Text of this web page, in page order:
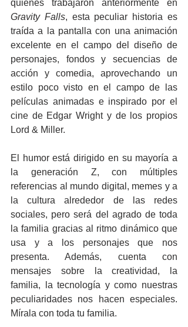
Gravity Falls, esta peculiar historia es
traída a la pantalla con una animación
excelente en el campo del diseño de
personajes, fondos y secuencias de
acción y comedia, aprovechando un
estilo poco visto en el campo de las
películas animadas e inspirado por el
cine de Edgar Wright y de los propios
Lord & Miller.
El humor está dirigido en su mayoría a
la generación Z, con múltiples
referencias al mundo digital, memes y a
la cultura alrededor de las redes
sociales, pero será del agrado de toda
la familia gracias al ritmo dinámico que
usa y a los personajes que nos
presenta. Además, cuenta con
mensajes sobre la creatividad, la
familia, la tecnología y como nuestras
peculiaridades nos hacen especiales.
Mírala con toda tu familia.